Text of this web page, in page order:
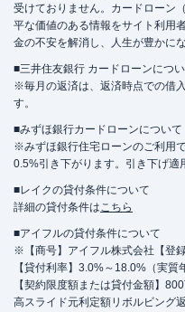
受けておりません。カードローン
平な価値のある情報をサイト利用
金の不安を解消し、人生が豊かに
■三井住友銀行 カードローンにつ
※毎月の返済は、返済時点での借
す。
■みずほ銀行カードローンについて
※みずほ銀行住宅ローンのご利用
0.5%引き下がります。引き下げ適
■レイクの貸付条件について
詳細の貸付条件はこちら
■アイフルの貸付条件について
※【商号】アイフル株式会社【登
【貸付利率】3.0%～18.0%（実質
【契約限度額または貸付金額】
高スライド元利定額リボルビング